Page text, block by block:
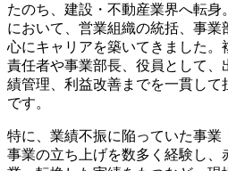
たのち、建設・不動産業界へ転
において、営業組織の統括、事業
心にキャリアを築いてきました。
責任者や事業部長、役員として、
績管理、利益改善までを一貫し
です。
特に、業績不振に陥っていた事業
事業の立ち上げを数多く経験し